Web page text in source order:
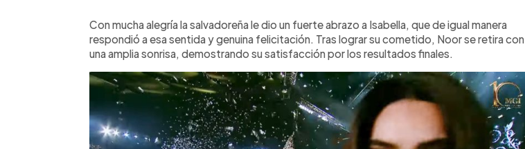
Con mucha alegría la salvadoreña le dio un fuerte abrazo a Isabella, que de igual manera
respondió a esa sentida y genuina felicitación. Tras lograr su cometido, Noor se retira con
una amplia sonrisa, demostrando su satisfacción por los resultados finales.